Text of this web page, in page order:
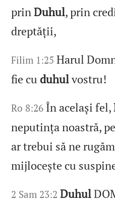
prinDuhul, prin
dreptății,
Filim 1:25 Harul
fie cu duhulvostru!
Ro 8:26 În același fel,
neputința noastră,
ar trebui să ne
mijlocește cu
2 Sam 23:2 Duhul